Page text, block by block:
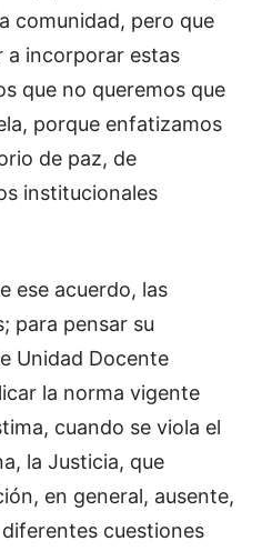
comunidad, pero que
a incorporar estas
que no queremos que
porque enfatizamos
de paz, de
institucionales
ese acuerdo, las
para pensar su
Unidad Docente
la norma vigente
cuando se viola el
la Justicia, que
en general, ausente,
cuestiones